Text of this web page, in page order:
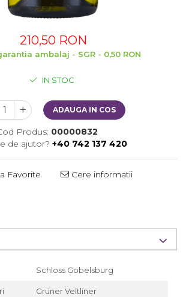
210,50 RON
ambalaj - SGR - 0,50 RON
IN STOC
ADAUGA IN COS
Produs: 00000832
de ajutor? +40 742 137 420
Favorite Cere informatii
Schloss Gobelsburg
Grüner Veltliner